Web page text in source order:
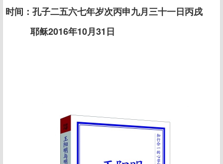
时间：孔子二五六七年岁次丙申九月三十一日丙戌
耶稣2016年10月31日